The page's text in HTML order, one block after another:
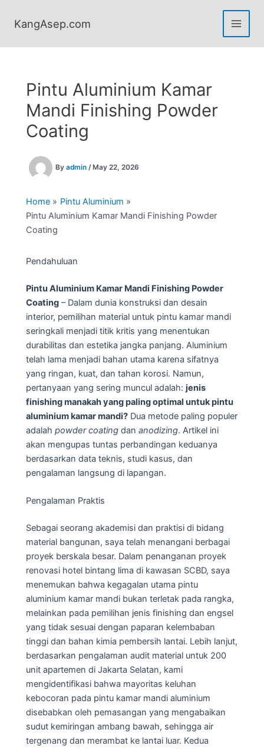
KangAsep.com
Pintu Aluminium Kamar
Mandi Finishing Powder
Coating
By admin / May 22, 2026
Home
Pintu Aluminium
Pintu Aluminium Kamar Mandi Finishing Powder
Coating
Pendahuluan
Pintu Aluminium Kamar Mandi Finishing Powder
Coating – Dalam dunia konstruksi dan desain
interior, pemilihan material untuk pintu kamar mandi
seringkali menjadi titik kritis yang menentukan
durabilitas dan estetika jangka panjang. Aluminium
telah lama menjadi bahan utama karena sifatnya
yang ringan, kuat, dan tahan korosi. Namun,
pertanyaan yang sering muncul adalah: jenis
finishing manakah yang paling optimal untuk pintu
aluminium kamar mandi? Dua metode paling populer
adalah powder coating dan anodizing. Artikel ini
akan mengupas tuntas perbandingan keduanya
berdasarkan data teknis, studi kasus, dan
pengalaman langsung di lapangan.
Pengalaman Praktis
Sebagai seorang akademisi dan praktisi di bidang
material bangunan, saya telah menangani berbagai
proyek berskala besar. Dalam penanganan proyek
renovasi hotel bintang lima di kawasan SCBD, saya
menemukan bahwa kegagalan utama pintu
aluminium kamar mandi bukan terletak pada rangka,
melainkan pada pemilihan jenis finishing dan engsel
yang tidak sesuai dengan paparan kelembaban
tinggi dan bahan kimia pembersih lantai. Lebih lanjut,
berdasarkan pengalaman audit material untuk 200
unit apartemen di Jakarta Selatan, kami
mengidentifikasi bahwa mayoritas keluhan
kebocoran pada pintu kamar mandi aluminium
disebabkan oleh pemasangan yang mengabaikan
sudut kemiringan ambang bawah, sehingga air
tergenang dan merambat ke lantai luar. Kedua